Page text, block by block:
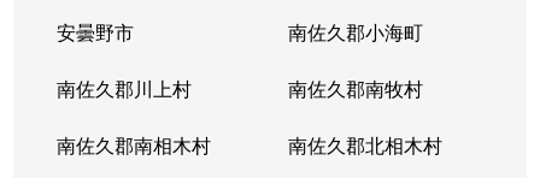
安曇野市 南佐久郡小海町
南佐久郡川上村 南佐久郡南牧村
南佐久郡南相木村 南佐久郡北相木村